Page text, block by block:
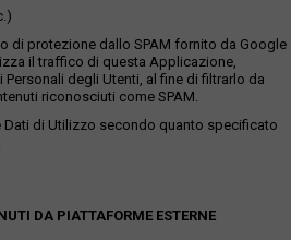
di protezione dallo SPAM fornito da Google
il traffico di questa Applicazione,
degli Utenti, al fine di filtrarlo da
riconosciuti come SPAM.
Dati di Utilizzo secondo quanto specificato
DA PIATTAFORME ESTERNE